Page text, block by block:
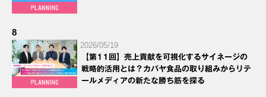
8
2026/05/19
【第11回】売上貢献を可視化するサイネージの
戦略的活用とは？カバヤ食品の取り組みからリテ
ールメディアの新たな勝ち筋を探る